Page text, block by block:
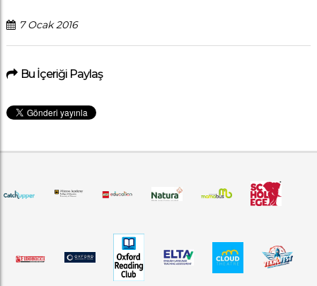
7 Ocak 2016
Bu İçeriği Paylaş